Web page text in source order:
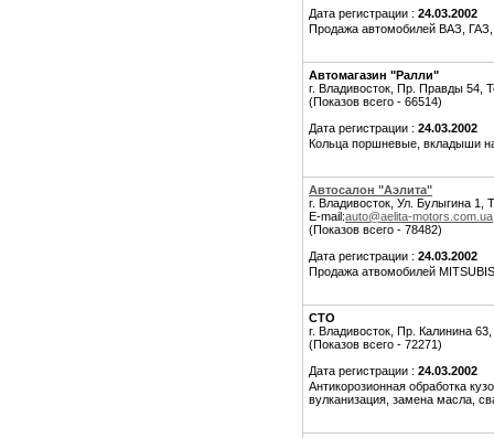
Дата регистрации : 24.03.2002
Продажа автомобилей ВАЗ,
Автомагазин "Ралли"
г. Владивосток, Пр. Правды 54,
(Показов всего - 66514)
Дата регистрации : 24.03.2002
Кольца поршневые, вкладыши
Автосалон "Аэлита"
г. Владивосток, Ул. Булыгина
E-mail:auto@aelita-motors.com.ua
(Показов всего - 78482)
Дата регистрации : 24.03.2002
Продажа атвомобилей
СТО
г. Владивосток, Пр. Калинина
(Показов всего - 72271)
Дата регистрации : 24.03.2002
Антикорозионная обработка
вулканизация, замена масла,